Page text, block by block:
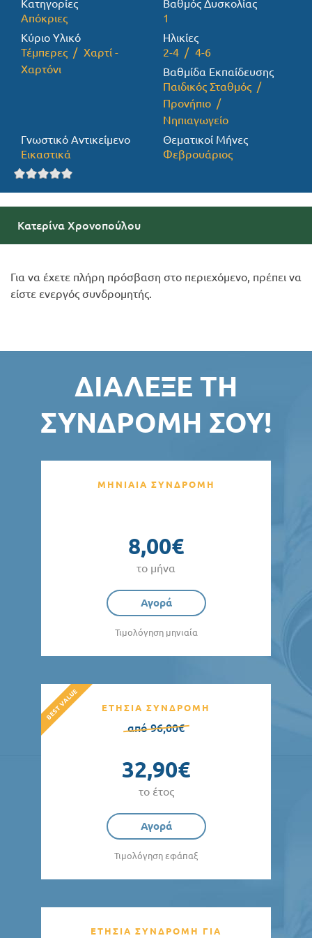
Προσφορές
Κατηγορίες
Απόκριες
Βαθμός Δυσκολίας
1
Κύριο Υλικό
Τέμπερες
Χαρτί -
Χαρτόνι
Ηλικίες
2-4
4-6
Βαθμίδα Εκπαίδευσης
Παιδικός Σταθμός
Προνήπιο
Νηπιαγωγείο
Γνωστικό Αντικείμενο
Εικαστικά
Θεματικοί Μήνες
Φεβρουάριος
Κατερίνα Χρονοπούλου
Για να έχετε πλήρη πρόσβαση στο περιεχόμενο, πρέπει να
είστε ενεργός συνδρομητής.
ΔΙΆΛΕΞΕ ΤΗ
ΣΥΝΔΡΟΜΉ ΣΟΥ!
ΜΗΝΙΑΙΑ ΣΥΝΔΡΟΜΗ
8,00€
το μήνα
Αγορά
Τιμολόγηση μηνιαία
ΕΤΗΣΙΑ ΣΥΝΔΡΟΜΗ
από 96,00€
32,90€
το έτος
Αγορά
Τιμολόγηση εφάπαξ
ΕΤΗΣΙΑ ΣΥΝΔΡΟΜΗ ΓΙΑ